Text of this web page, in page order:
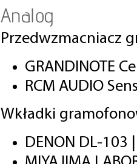
Analog
Przedwzmacniacz
GRANDINOTE
RCM AUDIO
Wkładki
DENON DL-103